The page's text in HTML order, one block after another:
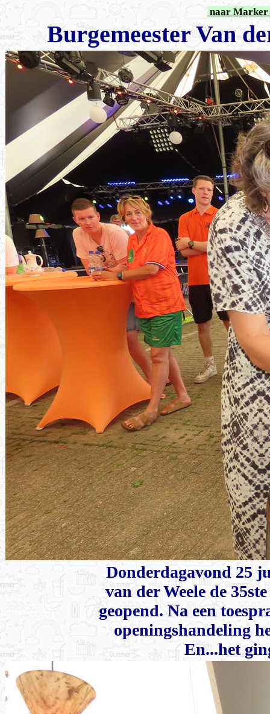
naar Marker
Burgemeester Van
Donderdagavond 25
van der Weele de
geopend. Na een
openingshandeling
En...het